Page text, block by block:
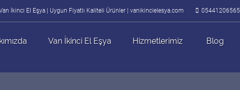
İkinci El Eşya | Uygun Fiyatlı Kaliteli Ürünler | vanikincielesya.com 05441206565
Van İkinci El Eşya Hizmetlerimiz Blog